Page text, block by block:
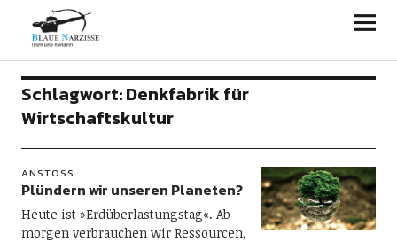
Blaue Narzisse
Schlagwort:Denkfabrik für
Wirtschaftskultur
ANSTOSS
Plündern wir unseren Planeten?
Heute ist »Erdüberlastungstag«. Ab
morgen verbrauchen wir Ressourcen,